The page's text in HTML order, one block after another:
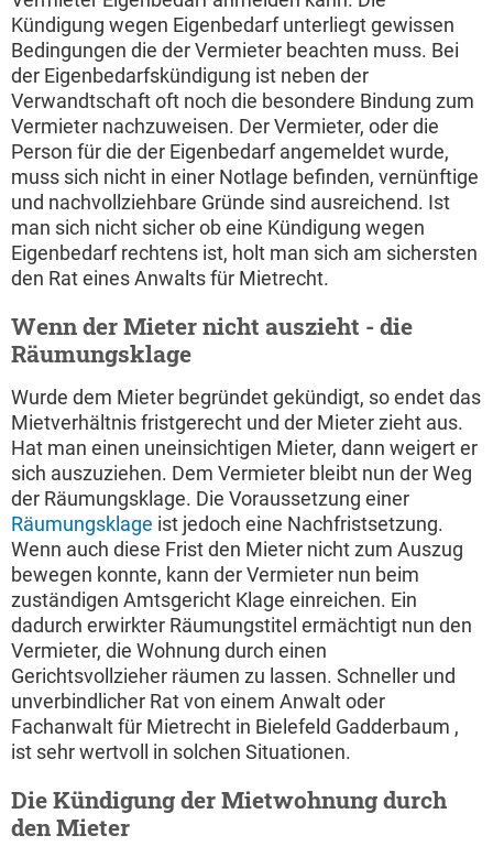
Kündigung wegen Eigenbedarf unterliegt gewissen
Bedingungen die der Vermieter beachten muss. Bei
der Eigenbedarfskündigung ist neben der
Verwandtschaft oft noch die besondere Bindung zum
Vermieter nachzuweisen. Der Vermieter, oder die
Person für die der Eigenbedarf angemeldet wurde,
muss sich nicht in einer Notlage befinden, vernünftige
und nachvollziehbare Gründe sind ausreichend. Ist
man sich nicht sicher ob eine Kündigung wegen
Eigenbedarf rechtens ist, holt man sich am sichersten
den Rat eines Anwalts für Mietrecht.
Wenn der Mieter nicht auszieht - die
Räumungsklage
Wurde dem Mieter begründet gekündigt, so endet das
Mietverhältnis fristgerecht und der Mieter zieht aus.
Hat man einen uneinsichtigen Mieter, dann weigert er
sich auszuziehen. Dem Vermieter bleibt nun der Weg
der Räumungsklage. Die Voraussetzung einer
Räumungsklage ist jedoch eine Nachfristsetzung.
Wenn auch diese Frist den Mieter nicht zum Auszug
bewegen konnte, kann der Vermieter nun beim
zuständigen Amtsgericht Klage einreichen. Ein
dadurch erwirkter Räumungstitel ermächtigt nun den
Vermieter, die Wohnung durch einen
Gerichtsvollzieher räumen zu lassen. Schneller und
unverbindlicher Rat von einem Anwalt oder
Fachanwalt für Mietrecht in Bielefeld Gadderbaum ,
ist sehr wertvoll in solchen Situationen.
Die Kündigung der Mietwohnung durch
den Mieter